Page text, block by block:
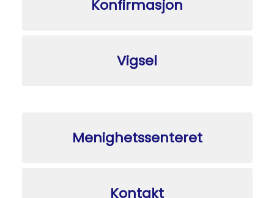
Konfirmasjon
Vigsel
Menighetssenteret
Kontakt